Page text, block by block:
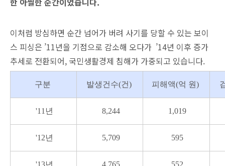
이처럼 방심하면 순간 넘어가 버려 사기를 당할 수 있는 보이
스 피싱은 ’11년을 기점으로 감소해 오다가 ’14년 이후 증가
추세로 전환되어, 국민생활경제 침해가 가중되고 있습니다.
구분 발생건수(건) 피해액(억 원)
'11년 8,244 1,019
'12년 5,709 595
'13년 4,765 552